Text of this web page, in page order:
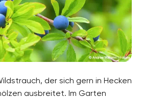
der sich gern in Hecken
ausbreitet. Im Garten